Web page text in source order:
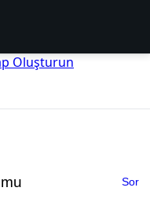
Oluşturun
Sor